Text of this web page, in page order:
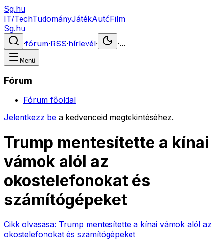
Sg.hu
IT/TechTudományJátékAutóFilm
Sg.hu
·fórum·RSS·hírlevél· ·...
Menü
Fórum
Fórum főoldal
Jelentkezz be a kedvenceid megtekintéséhez.
Trump mentesítette a kínai
vámok alól az
okostelefonokat és
számítógépeket
Cikk olvasása: Trump mentesítette a kínai vámok alól az
okostelefonokat és számítógépeket